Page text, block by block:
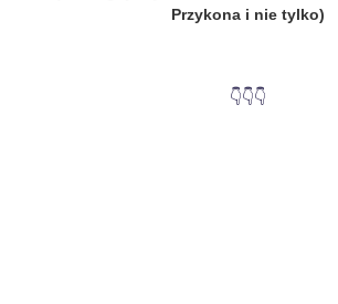
Przykona i nie tylko)
👇👇👇